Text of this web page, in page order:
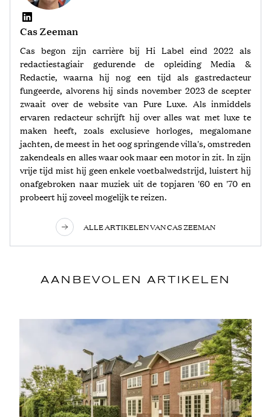
Cas Zeeman
Cas begon zijn carrière bij Hi Label eind 2022 als
redactiestagiair gedurende de opleiding Media &
Redactie, waarna hij nog een tijd als gastredacteur
fungeerde, alvorens hij sinds november 2023 de scepter
zwaait over de website van Pure Luxe. Als inmiddels
ervaren redacteur schrijft hij over alles wat met luxe te
maken heeft, zoals exclusieve horloges, megalomane
jachten, de meest in het oog springende villa's, omstreden
zakendeals en alles waar ook maar een motor in zit. In zijn
vrije tijd mist hij geen enkele voetbalwedstrijd, luistert hij
onafgebroken naar muziek uit de topjaren '60 en '70 en
probeert hij zoveel mogelijk te reizen.
ALLE ARTIKELEN VAN CAS ZEEMAN
AANBEVOLEN ARTIKELEN